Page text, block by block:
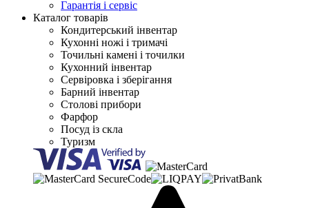
Гарантія і сервіс
Каталог товарів
Кондитерський інвентар
Кухонні ножі і тримачі
Точильні камені і точилки
Кухонний інвентар
Сервіровка і зберігання
Барний інвентар
Столові прибори
Фарфор
Посуд із скла
Туризм